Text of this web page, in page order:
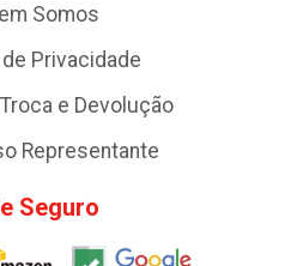
Somos
Privacidade
e Devolução
Representante
Seguro